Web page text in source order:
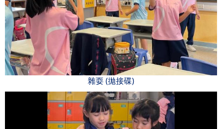
雜耍 (拋接碟)